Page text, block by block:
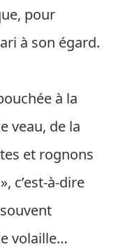
pour
à son égard.
à la
veau, de la
et rognons
c’est-à-dire
volaille…